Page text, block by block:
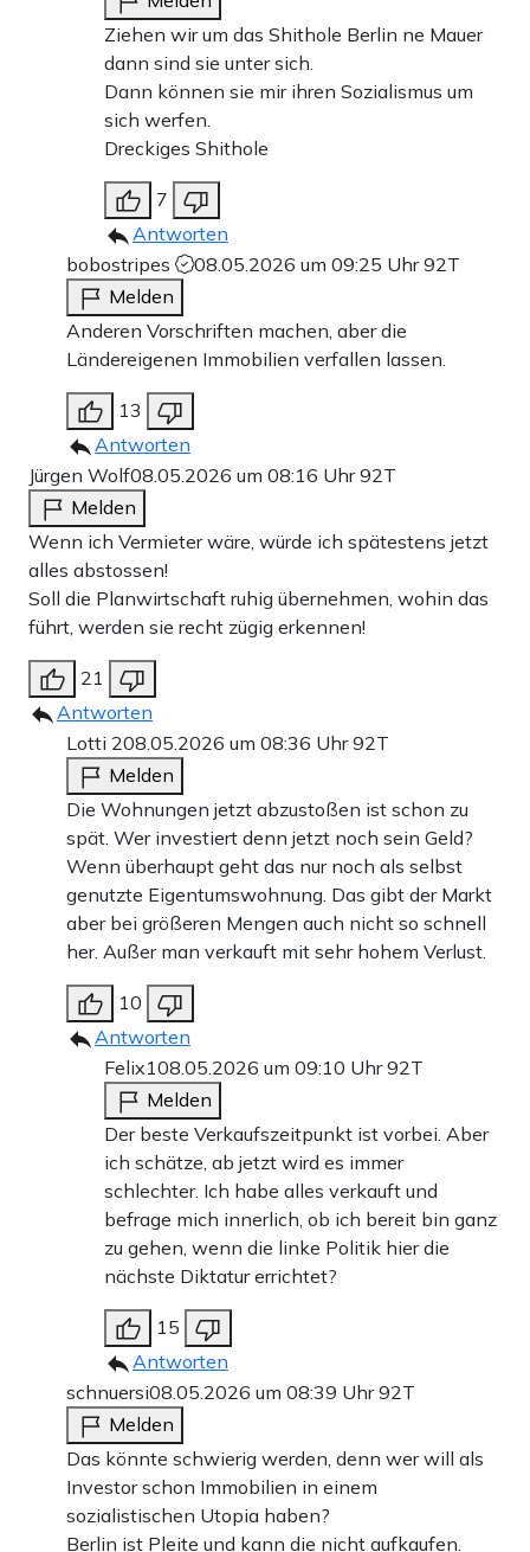
Ziehen wir um das Shithole Berlin ne Mauer
dann sind sie unter sich.
Dann können sie mir ihren Sozialismus um
sich werfen.
Dreckiges Shithole
7
Antworten
bobostripes
08.05.2026 um 09:25 Uhr92T
Melden
Anderen Vorschriften machen, aber die
Ländereigenen Immobilien verfallen lassen.
13
Antworten
Jürgen Wolf08.05.2026 um 08:16 Uhr92T
Melden
Wenn ich Vermieter wäre, würde ich spätestens jetzt
alles abstossen!
Soll die Planwirtschaft ruhig übernehmen, wohin das
führt, werden sie recht zügig erkennen!
21
Antworten
Lotti 208.05.2026 um 08:36 Uhr92T
Melden
Die Wohnungen jetzt abzustoßen ist schon zu
spät. Wer investiert denn jetzt noch sein Geld?
Wenn überhaupt geht das nur noch als selbst
genutzte Eigentumswohnung. Das gibt der Markt
aber bei größeren Mengen auch nicht so schnell
her. Außer man verkauft mit sehr hohem Verlust.
10
Antworten
Felix108.05.2026 um 09:10 Uhr92T
Melden
Der beste Verkaufszeitpunkt ist vorbei. Aber
ich schätze, ab jetzt wird es immer
schlechter. Ich habe alles verkauft und
befrage mich innerlich, ob ich bereit bin ganz
zu gehen, wenn die linke Politik hier die
nächste Diktatur errichtet?
15
Antworten
schnuersi08.05.2026 um 08:39 Uhr92T
Melden
Das könnte schwierig werden, denn wer will als
Investor schon Immobilien in einem
sozialistischen Utopia haben?
Berlin ist Pleite und kann die nicht aufkaufen.